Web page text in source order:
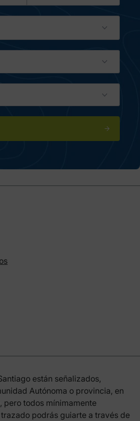
están señalizados,
Autónoma o provincia, en
pero todos mínimamente
podrás guiarte a través de